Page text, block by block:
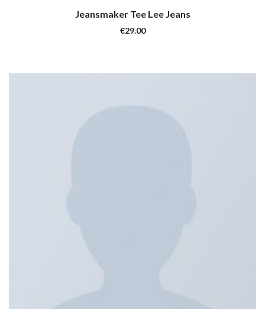
Jeansmaker Tee Lee Jeans
€29.00